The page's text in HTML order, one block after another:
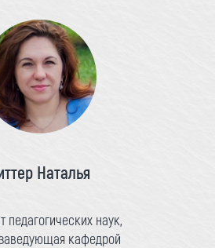
Наталья
педагогических наук,
кафедрой